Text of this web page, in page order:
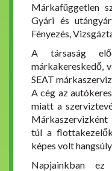
Márkafüggetlen
Gyári és
Fényezés,
A társaság
márkakereskedő,
SEAT
A cég az
miatt a
Márkaszervizként
túl a
képes volt
Napjainkban